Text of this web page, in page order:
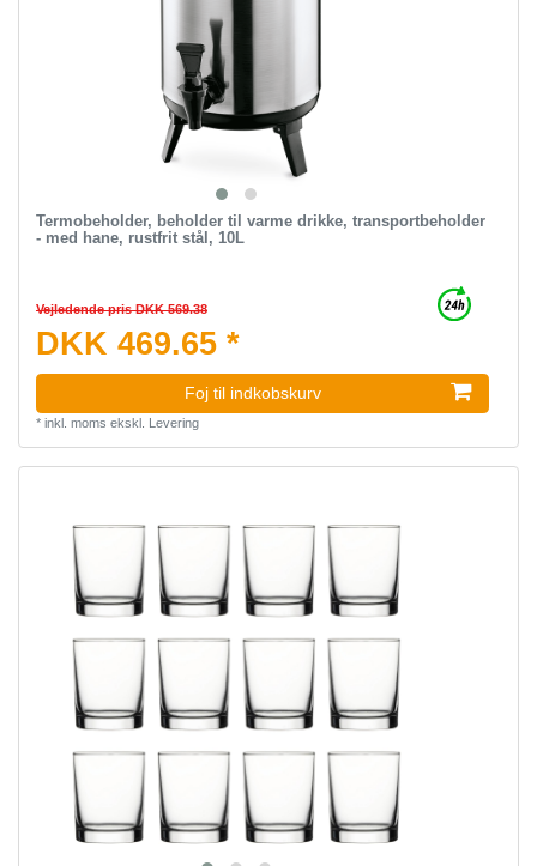
Termobeholder, beholder til varme drikke, transportbeholder
- med hane, rustfrit stål, 10L
Vejledende pris DKK 569.38
DKK 469.65 *
Foj til indkobskurv
* inkl. moms ekskl. Levering